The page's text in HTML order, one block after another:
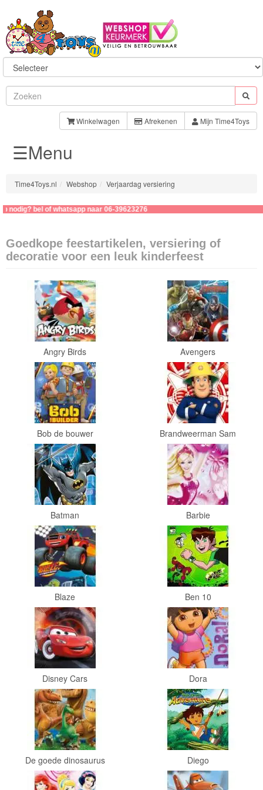
Winkelwagen Afrekenen Mijn Time4Toys
Sylvanian
Families
Aquabeads
Baby
Born
Annabell
Knuffels
Schleich
Enchantimals
Shimmer
Shine
Little
Dutch
Masks
Super
Mario
Frozen
Paw
Patrol
Fireman
Sam
Magische
Eenhoorn
Mickey
Minnie
Puzzels
Avengers
☰Menu
Time4Toys.nl Webshop Verjaardag versiering
bel of whatsapp naar 06-39623276
Goedkope feestartikelen, versiering of
decoratie voor een leuk kinderfeest
Angry Birds Avengers
Bob de bouwer Brandweerman Sam
Batman Barbie
Blaze Ben 10
Disney Cars Dora
De goede dinosaurus Diego